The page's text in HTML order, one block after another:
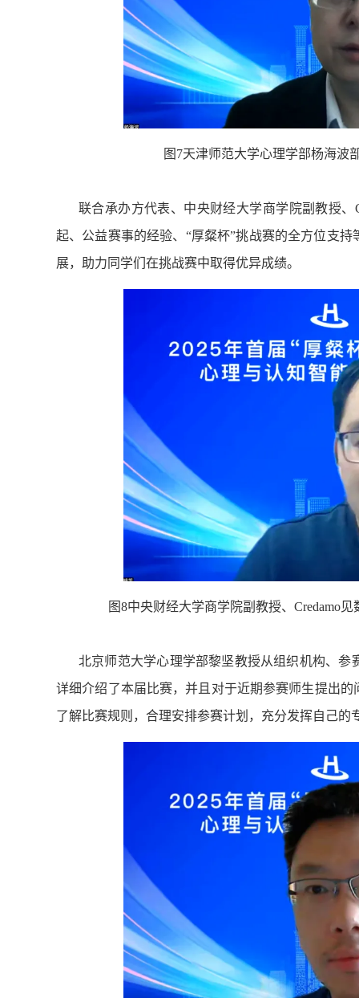
图7天津师范大学心理学部杨海波
联合承办方代表、中央财经大学商学院副教授、
起、公益赛事的经验、“厚粲杯”挑战赛的全方位支
展，助力同学们在挑战赛中取得优异成绩。
图8中央财经大学商学院副教授、Credamo
北京师范大学心理学部黎坚教授从组织机构、
详细介绍了本届比赛，并且对于近期参赛师生提出
了解比赛规则，合理安排参赛计划，充分发挥自己的